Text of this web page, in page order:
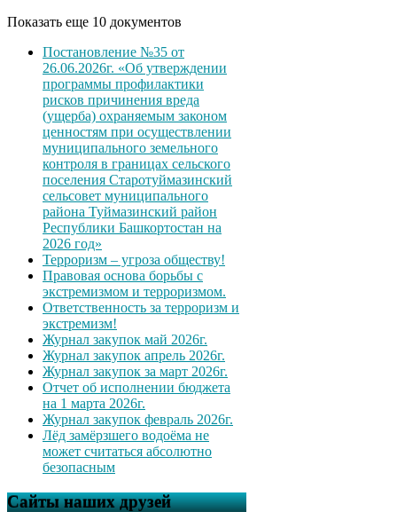
Показать еще 10 документов
Постановление №35 от
26.06.2026г. «Об утверждении
программы профилактики
рисков причинения вреда
(ущерба) охраняемым законом
ценностям при осуществлении
муниципального земельного
контроля в границах сельского
поселения Старотуймазинский
сельсовет муниципального
района Туймазинский район
Республики Башкортостан на
2026 год»
Терроризм – угроза обществу!
Правовая основа борьбы с
экстремизмом и терроризмом.
Ответственность за терроризм и
экстремизм!
Журнал закупок май 2026г.
Журнал закупок апрель 2026г.
Журнал закупок за март 2026г.
Отчет об исполнении бюджета
на 1 марта 2026г.
Журнал закупок февраль 2026г.
Лёд замёрзшего водоёма не
может считаться абсолютно
безопасным
Сайты наших друзей